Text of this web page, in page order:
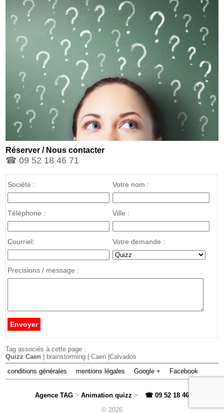
Réserver / Nous contacter
☎ 09 52 18 46 71
Société : Votre nom :
Téléphone : Ville :
Courriel: Votre demande :
Precisions / message :
Tag associés à cette page :
Quizz Caen | brainstorming | Caen |Calvados
conditions générales
mentions légales Google + Facebook
Agence TAG > Animation quizz > ☎ 09 52 18 46 71
© 2026